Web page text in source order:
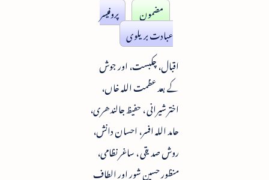
مضمون
پروفیسر
عبادت بریلوی
اقبال، چکبست، اور جوش
کے بعد عظمت اللہ خاں،
اختر شیرانی ، حفیظ جالندھری،
حامد اللہ افسر، احسان دانش،
روش صدیقی ، ساغر نظامی،
منظور حسین شور اور الطاف